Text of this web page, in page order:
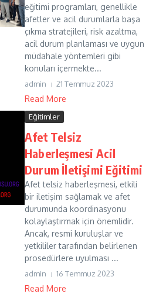
eğitimi programları, genellikle
afetler ve acil durumlarla başa
çıkma stratejileri, risk azaltma,
acil durum planlaması ve uygun
müdahale yöntemleri gibi
konuları içermekte...
admin 21 Temmuz 2023
Read More
Eğitimler
Afet Telsiz
Haberleşmesi Acil
Durum İletişimi Eğitimi
Afet telsiz haberleşmesi, etkili
bir iletişim sağlamak ve afet
durumunda koordinasyonu
kolaylaştırmak için önemlidir.
Ancak, resmi kuruluşlar ve
yetkililer tarafından belirlenen
prosedürlere uyulması ...
admin 16 Temmuz 2023
Read More